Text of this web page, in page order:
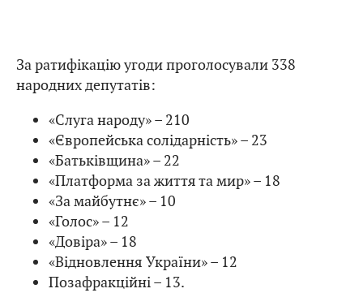
За ратифікацію угоди проголосували 338
народних депутатів:
«Слуга народу» – 210
«Європейська солідарність» – 23
«Батьківщина» – 22
«Платформа за життя та мир» – 18
«За майбутнє» – 10
«Голос» – 12
«Довіра» – 18
«Відновлення України» – 12
Позафракційні – 13.